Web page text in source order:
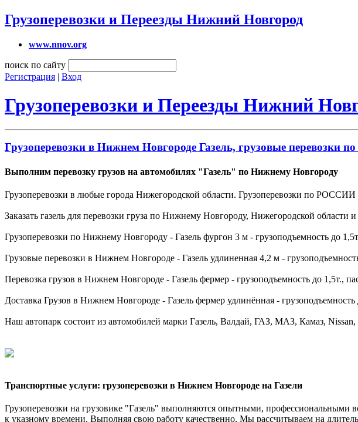
Грузоперевозки и Переезды Нижний Новгород
www.nnov.org
поиск по сайту
Регистрация | Вход
Грузоперевозки и Переезды Нижний
Грузоперевозки в Нижнем Новгороде Газель, грузовые перевозки по
Выполним перевозку грузов на автомобилях "Газель" по Нижнему Новгороду
Грузоперевозки в любые города Нижегородской области. Грузоперевозки по РОССИИ
Заказать газель для перевозки груза по Нижнему Новгороду, Нижегородской
Грузоперевозки по Нижнему Новгороду - Газель фургон 3 м - грузоподъемность до
Грузовые перевозки в Нижнем Новгороде - Газель удлиненная 4,2 м -
Перевозка грузов в Нижнем Новгороде - Газель фермер - грузоподъемность до 1,5т.,
Доставка Грузов в Нижнем Новгороде - Газель фермер удлинённая -
Наш автопарк состоит из автомобилей марки Газель, Валдай, ГАЗ, МАЗ, Камаз, Nissan,
Транспортные услуги: грузоперевозки в Нижнем Новгороде на Газели
Грузоперевозки на грузовике "Газель" выполняются опытными, профессиональными
к указному времени. Выполняя свою работу качественно, Мы рассчитываем на